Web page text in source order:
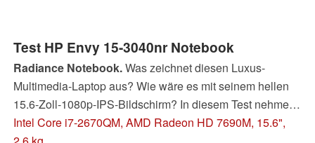
Test HP Envy 15-3040nr Notebook
Radiance Notebook.Was zeichnet diesen Luxus-
Multimedia-Laptop aus? Wie wäre es mit seinem hellen
15.6-Zoll-1080p-IPS-Bildschirm? In diesem Test nehmen
wir das neueste HP Envy 15 unter die Lupe und erläutern,
Intel Core i7-2670QM, AMD Radeon HD 7690M, 15.6",